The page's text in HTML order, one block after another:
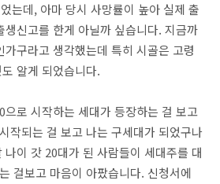
는데, 아마 당시 사망률이 높아 실제 출
신고를 한게 아닐까 싶습니다. 지금까
구라고 생각했는데 특히 시골은 고령
알게 되었습니다.
로 시작하는 세대가 등장하는 걸 보고
작되는 걸 보고 나는 구세대가 되었구나
이 갓 20대가 된 사람들이 세대주를 대
걸보고 마음이 아팠습니다. 신청서에